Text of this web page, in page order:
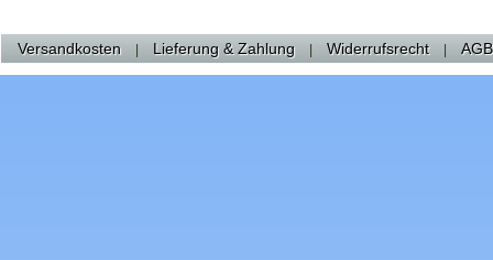
Versandkosten Lieferung & Zahlung Widerrufsrecht AGB